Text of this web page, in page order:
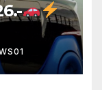
junto al